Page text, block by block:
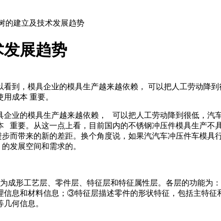
的建立及技术发展趋势
展趋势
到，模具企业的模具生产越来越依赖， 可以把人工劳动降
成本 重要。
企业的模具生产越来越依赖， 可以把人工劳动降到很低，
重要。从这一点上看，目前国内的不锈钢冲压件模具生产不
而带来的新的差距。换个角度说，如果汽汽车冲压件车模
发展空间和需求的。
成形工艺层、零件层、特征层和特征属性层。各层的功能
息和材料信息；③特征层描述零件的形状特征，包括主特
何信息。